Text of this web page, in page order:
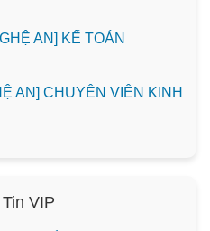
AN] KẾ TOÁN
AN] CHUYÊN VIÊN KINH
VIP